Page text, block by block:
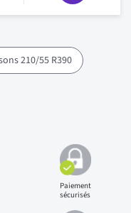
210/55 R390
Paiement
sécurisés